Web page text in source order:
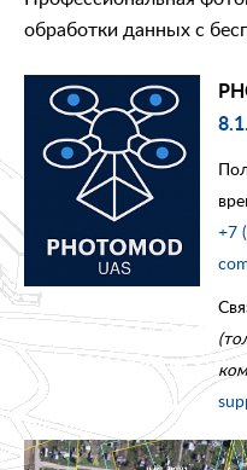
обработки данных с
+7